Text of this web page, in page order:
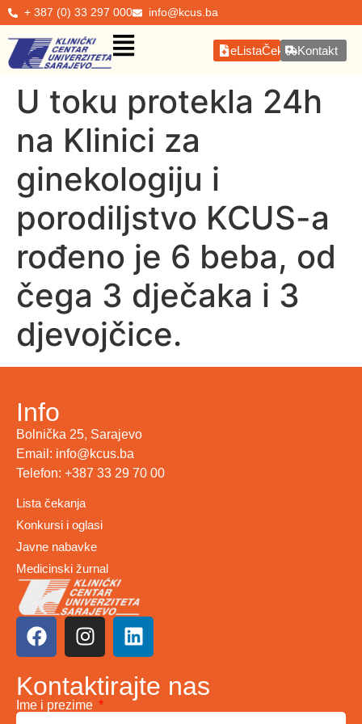
+ 387 (0) 33 297 000 info@kcus.ba
eListaČekanjaKontakt
U toku protekla 24h
na Klinici za
ginekologiju i
porodiljstvo KCUS-a
rođeno je 6 beba, od
čega 3 dječaka i 3
djevojčice.
Info
Bolnička 25, Sarajevo
Email: info@kcus.ba
Telefon: +387 33 29 70 00
Lista čekanja
Konkursi i oglasi
Javne nabavke
Medicinski žurnal
Kontaktirajte nas
Ime i prezime